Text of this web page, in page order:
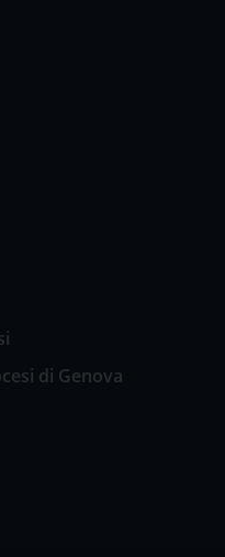
di Genova